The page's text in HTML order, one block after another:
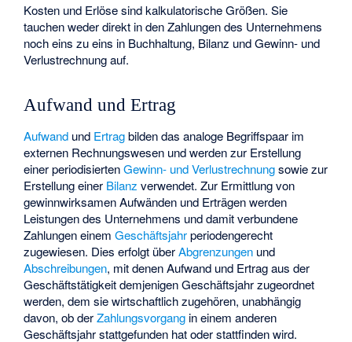
Kosten und Erlöse sind kalkulatorische Größen. Sie
tauchen weder direkt in den Zahlungen des Unternehmens
noch eins zu eins in Buchhaltung, Bilanz und Gewinn- und
Verlustrechnung auf.
Aufwand und Ertrag
Aufwand und Ertragbilden das analoge Begriffspaar im
externen Rechnungswesen und werden zur Erstellung
einer periodisiertenGewinn- und Verlustrechnungsowie zur
Erstellung einer Bilanz verwendet. Zur Ermittlung von
gewinnwirksamen Aufwänden und Erträgen werden
Leistungen des Unternehmens und damit verbundene
Zahlungen einemGeschäftsjahrperiodengerecht
zugewiesen. Dies erfolgt überAbgrenzungen und
Abschreibungen, mit denen Aufwand und Ertrag aus der
Geschäftstätigkeit demjenigen Geschäftsjahr zugeordnet
werden, dem sie wirtschaftlich zugehören, unabhängig
davon, ob derZahlungsvorgang in einem anderen
Geschäftsjahr stattgefunden hat oder stattfinden wird.